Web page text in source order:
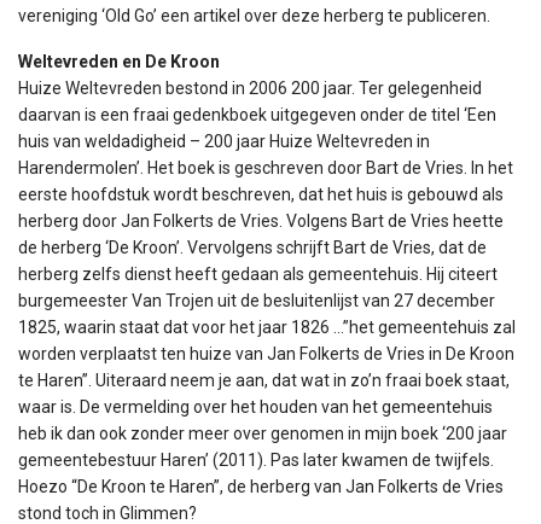
vereniging ‘Old Go’ een artikel over deze herberg te publiceren.
Weltevreden en De Kroon
Huize Weltevreden bestond in 2006 200 jaar. Ter gelegenheid
daarvan is een fraai gedenkboek uitgegeven onder de titel ‘Een
huis van weldadigheid – 200 jaar Huize Weltevreden in
Harendermolen’. Het boek is geschreven door Bart de Vries. In het
eerste hoofdstuk wordt beschreven, dat het huis is gebouwd als
herberg door Jan Folkerts de Vries. Volgens Bart de Vries heette
de herberg ‘De Kroon’. Vervolgens schrijft Bart de Vries, dat de
herberg zelfs dienst heeft gedaan als gemeentehuis. Hij citeert
burgemeester Van Trojen uit de besluitenlijst van 27 december
1825, waarin staat dat voor het jaar 1826 …”het gemeentehuis zal
worden verplaatst ten huize van Jan Folkerts de Vries in De Kroon
te Haren”. Uiteraard neem je aan, dat wat in zo’n fraai boek staat,
waar is. De vermelding over het houden van het gemeentehuis
heb ik dan ook zonder meer over genomen in mijn boek ‘200 jaar
gemeentebestuur Haren’ (2011). Pas later kwamen de twijfels.
Hoezo “De Kroon te Haren”, de herberg van Jan Folkerts de Vries
stond toch in Glimmen?